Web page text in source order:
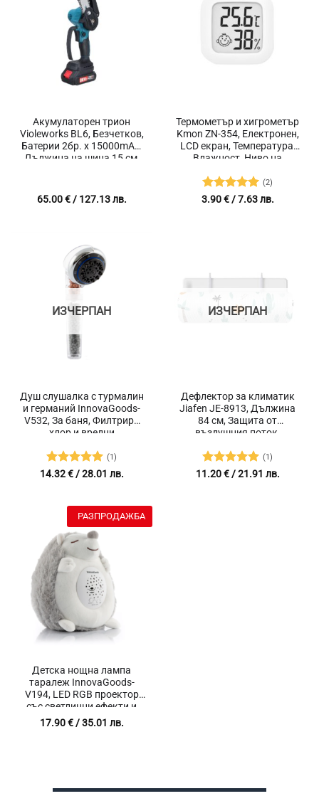
Акумулаторен трион
Violeworks BL6, Безчетков,
Батерии 2бр. х 15000mAh,
Дължина на шина 15 см,
Електрически, Индикатор
за батерията, Мощност
65.00€/ 127.13 лв.
Термометър и хигрометър
Kmon ZN-354, Електронен,
LCD екран, Температура,
Влажност, Ниво на
Оценено с
(2)
3.90€/ 7.63 лв.
ИЗЧЕРПАН
Душ слушалка с турмалин
и германий InnovaGoods-
V532, За баня, Филтрира
хлор и вредни
на вода, Универсална, 8
Струи, Размер 9 х 9 х 25 см,
Прозрачен
Оценено с
(1)
14.32€/ 28.01 лв.
ИЗЧЕРПАН
Дефлектор за климатик
Jiafen JE-8913, Дължина
84 см, Защита от
въздушния поток,
Рисунка
Оценено с
(1)
11.20€/ 21.91 лв.
Детска нощна лампа
таралеж InnovaGoods-
V194, LED RGB проектор
със светлинни ефекти и
цветове, 15 Приспивни
мелодии, 5 Регулируеми
17.90€/ 35.01 лв.
РАЗПРОДАЖБА